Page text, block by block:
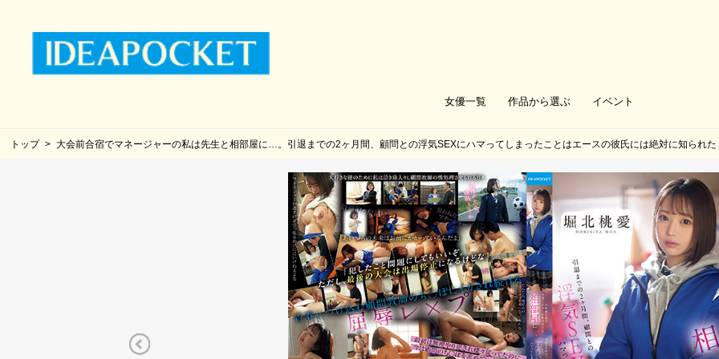
女優一覧 作品から選ぶ イベント
トップ 大会前合宿でマネージャーの私は先生と相部屋に…。引退までの2ヶ月間、顧問との浮気SEXにハマってしまったことはエースの彼氏には絶対に知られた